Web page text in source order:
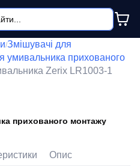
/Змішувачі для
умивальника прихованого
Zerix LR1003-1
прихованого монтажу
Опис